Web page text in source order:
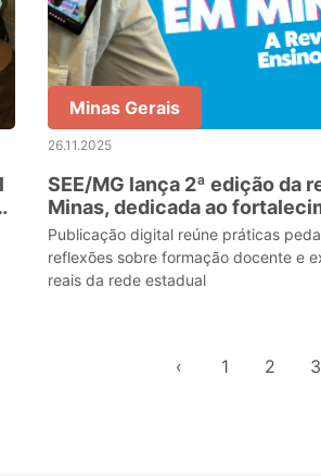
Minas Gerais
26.11.2025
SEE/MG lança 2ª edição da
Minas, dedicada ao
Ensino Médio
Publicação digital reúne práticas
reflexões sobre formação docente e
reais da rede estadual
‹ 1 2 3